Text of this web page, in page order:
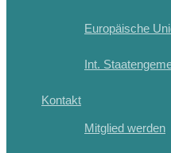
Europäische
Int.
Kontakt
Mitglied werden